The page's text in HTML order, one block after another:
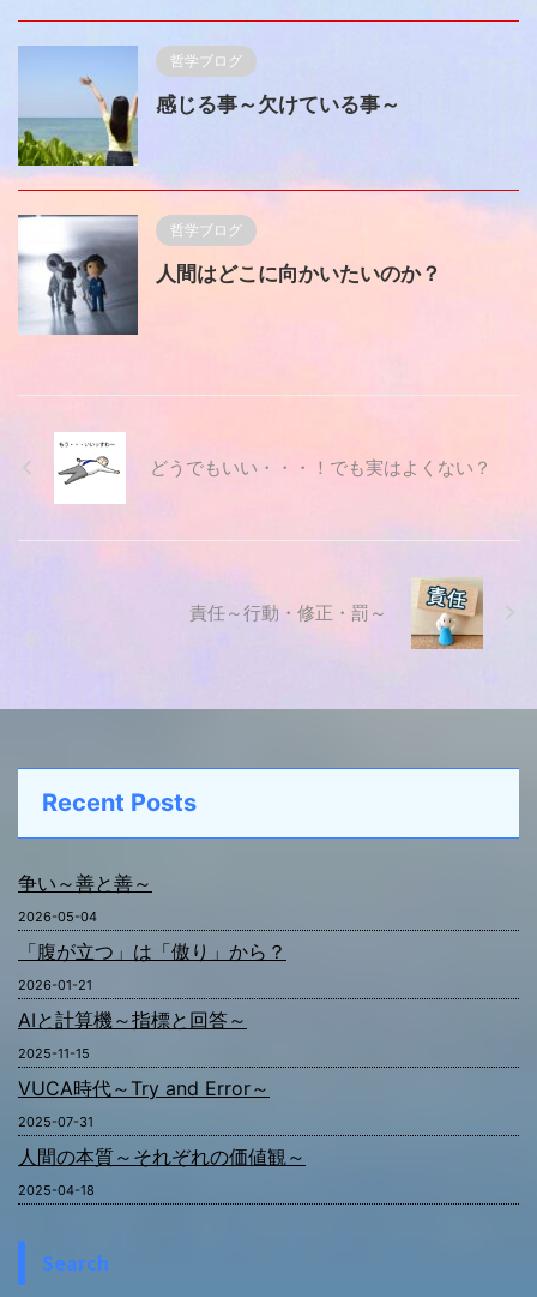
哲学ブログ
感じる事～欠けている事～
哲学ブログ
人間はどこに向かいたいのか？
どうでもいい・・・！でも実はよくない？
責任～行動・修正・罰～
Recent Posts
争い～善と善～
2026-05-04
「腹が立つ」は「傲り」から？
2026-01-21
AIと計算機～指標と回答～
2025-11-15
VUCA時代～Try and Error～
2025-07-31
人間の本質～それぞれの価値観～
2025-04-18
Search